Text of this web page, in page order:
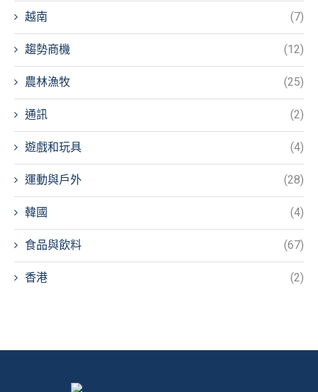
越南 (7)
趨勢商機 (12)
農林漁牧 (25)
通訊 (2)
遊戲和玩具 (4)
運動與戶外 (28)
韓國 (4)
食品與飲料 (67)
香港 (2)